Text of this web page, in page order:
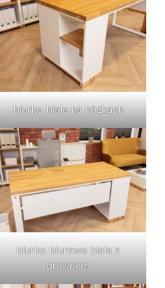
biurko białe na nóżkach
biurko biurowe białe z
drewnem